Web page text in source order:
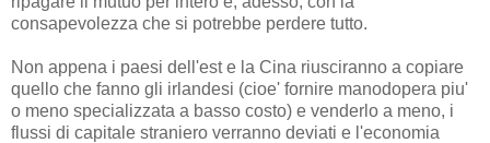
consapevolezza che si potrebbe perdere tutto.
Non appena i paesi dell'est e la Cina riusciranno a copiare
quello che fanno gli irlandesi (cioe' fornire manodopera piu'
o meno specializzata a basso costo) e venderlo a meno, i
flussi di capitale straniero verranno deviati e l'economia